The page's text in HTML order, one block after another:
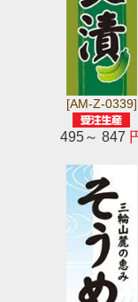
[AM-Z-0339]
495～ 847